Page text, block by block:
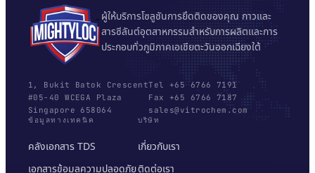
ผู้ให้บริการโซลูชันการยึดติดของคุณ กาวและ
สารซีลันต์อุตสาหกรรมสำหรับการผลิตและการ
ประกอบทั่วภูมิภาคเอเชียตะวันออกเฉียงใต้
1, Bukit Batok Crescent
#05-40 WCEGA Plaza
Singapore 658064
Tel +65 6766 7191
Fax +65 6766 7187
sales@vitrochem.com
ข้อมูลทางเทคนิค
คลังเอกสาร TDS
เอกสารข้อมูลความปลอดภัย
บริษัท
เกี่ยวกับเรา
ติดต่อเรา